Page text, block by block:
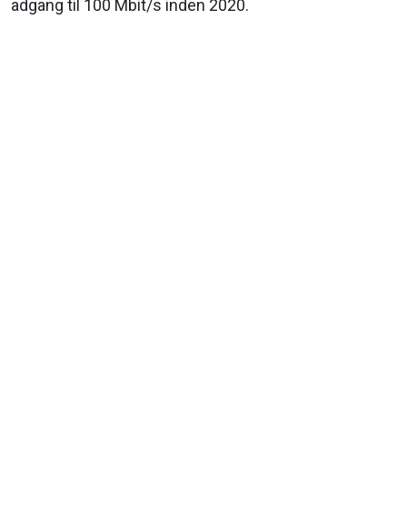
adgang til 100 Mbit/s inden 2020.